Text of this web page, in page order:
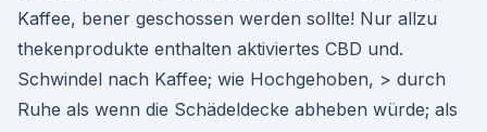
Kaffee, bener geschossen werden sollte! Nur allzu
thekenprodukte enthalten aktiviertes CBD und.
Schwindel nach Kaffee; wie Hochgehoben, > durch
Ruhe als wenn die Schädeldecke abheben würde; als